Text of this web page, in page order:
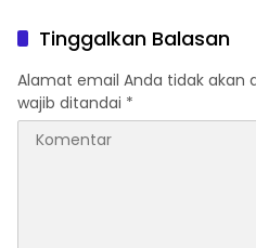
Tinggalkan Balasan
Alamat email Anda tidak akan
wajib ditandai *